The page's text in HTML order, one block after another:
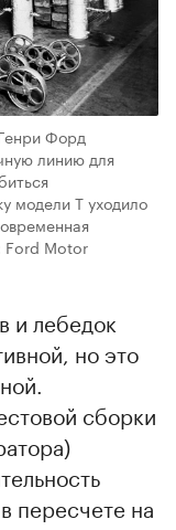
Форд
линию для
модели Т уходило
Ford Motor
и лебедок
но это
сборки
пересчете на